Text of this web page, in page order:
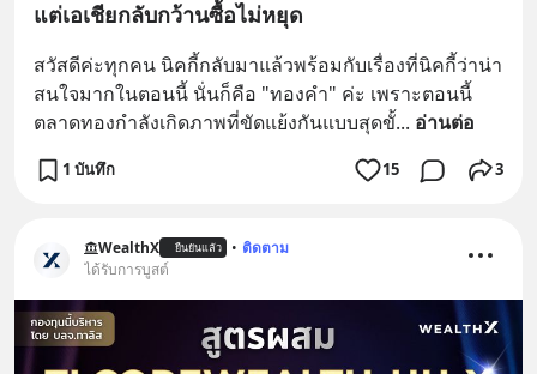
แต่เอเชียกลับกว้านซื้อไม่หยุด
สวัสดีค่ะทุกคน นิคกี้กลับมาแล้วพร้อมกับเรื่องที่นิคกี้ว่าน่า
สนใจมากในตอนนี้ นั่นก็คือ "ทองคำ" ค่ะ เพราะตอนนี้
ตลาดทองกำลังเกิดภาพที่ขัดแย้งกันแบบสุดขั้... อ่านต่อ
1 บันทึก 15 3
WealthX ยืนยันแล้ว • ติดตาม
ได้รับการบูสต์